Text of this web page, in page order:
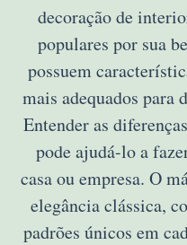
decoração de
populares por sua
possuem
mais adequados para
Entender as
pode ajudá-lo a
casa ou empresa. O
elegância clássica,
padrões únicos em